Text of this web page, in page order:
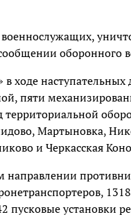
оборонного
ходе
пяти
Мартыновка,
и Черкасская
направлении
пусковые установки